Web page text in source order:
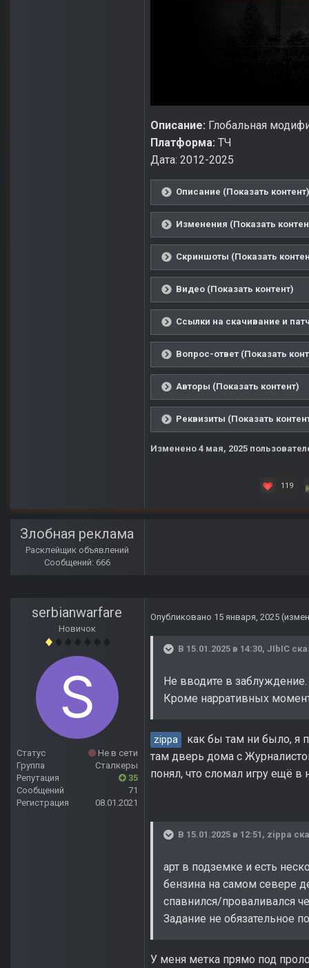
Описание: Глобальная
Платформа: ТЧ
Дата: 2012-2025
Описание (Показать контент)
Изменения (Показать
Скриншоты (Показать
Видео (Показать контент)
Ссылки на скачивание и
Вопрос-ответ (Показать
Авторы (Показать контент)
Реквизиты (Показать
Изменено 4 мая, 2025
119
Злобная реклама
Расклейщик объявлений
Сообщений: 666
serbianwarfare
Новичок
Статус
Не в сети
Группа
Сталкеры
Репутация
35
Сообщений
71
Регистрация
08.01.2021
Опубликовано 15 января, 2025
В 15.01.2025 в 14:30, JIbIC
Не вводите в
Кроме нарративных
zippa
как бы там ни было, я
там дверь дома с
понял, что сломал игру ещё в
В 15.01.2025 в 12:51, zippa
арт в подземке и есть
бензина на самом севере
спавнился/проваливался
Задание не обязательное
У меня метка прямо под